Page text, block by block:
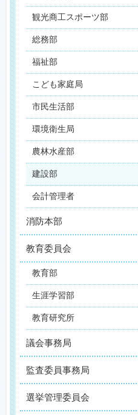
観光商工スポーツ部
総務部
福祉部
こども家庭局
市民生活部
環境衛生局
農林水産部
建設部
会計管理者
消防本部
教育委員会
教育部
生涯学習部
教育研究所
議会事務局
監査委員事務局
選挙管理委員会